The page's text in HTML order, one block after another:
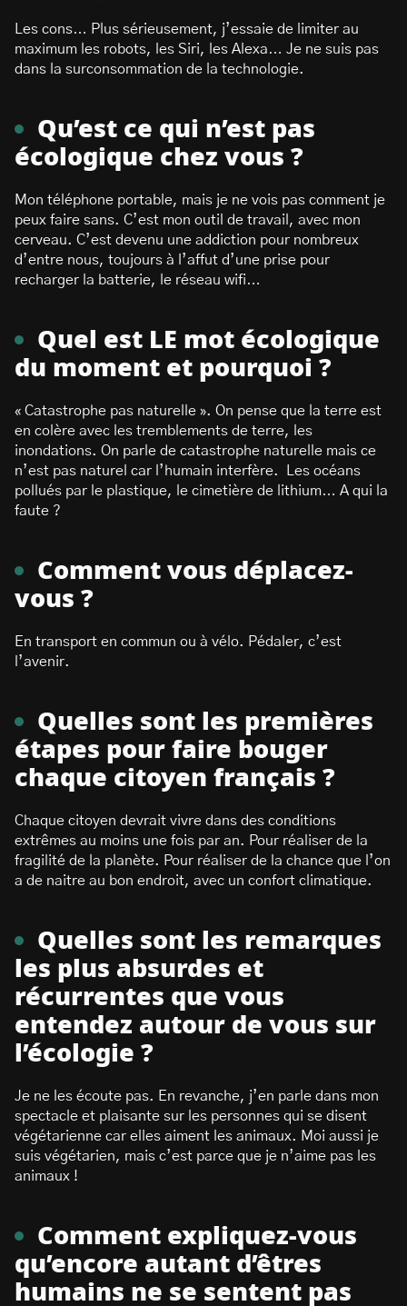
Les cons… Plus sérieusement, j’essaie de limiter au
maximum les robots, les Siri, les Alexa… Je ne suis pas
dans la surconsommation de la technologie.
Qu’est ce qui n’est pas
écologique chez vous ?
Mon téléphone portable, mais je ne vois pas comment je
peux faire sans. C’est mon outil de travail, avec mon
cerveau. C’est devenu une addiction pour nombreux
d’entre nous, toujours à l’affut d’une prise pour
recharger la batterie, le réseau wifi…
Quel est LE mot écologique
du moment et pourquoi ?
« Catastrophe pas naturelle ». On pense que la terre est
en colère avec les tremblements de terre, les
inondations. On parle de catastrophe naturelle mais ce
n’est pas naturel car l’humain interfère. Les océans
pollués par le plastique, le cimetière de lithium… A qui la
faute ?
Comment vous déplacez-
vous ?
En transport en commun ou à vélo. Pédaler, c’est
l’avenir.
Quelles sont les premières
étapes pour faire bouger
chaque citoyen français ?
Chaque citoyen devrait vivre dans des conditions
extrêmes au moins une fois par an. Pour réaliser de la
fragilité de la planète. Pour réaliser de la chance que l’on
a de naitre au bon endroit, avec un confort climatique.
Quelles sont les remarques
les plus absurdes et
récurrentes que vous
entendez autour de vous sur
l’écologie ?
Je ne les écoute pas. En revanche, j’en parle dans mon
spectacle et plaisante sur les personnes qui se disent
végétarienne car elles aiment les animaux. Moi aussi je
suis végétarien, mais c’est parce que je n’aime pas les
animaux !
Comment expliquez-vous
qu’encore autant d’êtres
humains ne se sentent pas